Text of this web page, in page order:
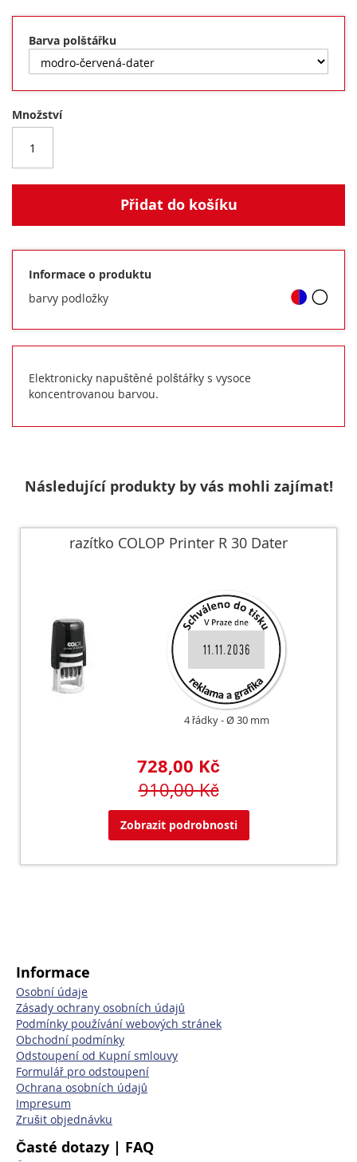
Barva polštářku
Množství
Přidat do košíku
Informace o produktu
barvy podložky
Elektronicky napuštěné polštářky s vysoce
koncentrovanou barvou.
Následující produkty by vás mohli zajímat!
razítko COLOP Printer R 30 Dater
4 řádky Ø 30 mm
728,00 Kč
910,00 Kč
Zobrazit podrobnosti
Informace
Osobní údaje
Zásady ochrany osobních údajů
Podmínky používání webových stránek
Obchodní podmínky
Odstoupení od Kupní smlouvy
Formulář pro odstoupení
Ochrana osobních údajů
Impresum
Zrušit objednávku
Časté dotazy | FAQ